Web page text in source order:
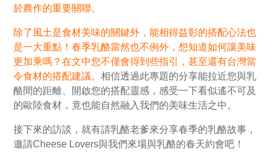
於農作的重要關聯。
除了風土是食材美味的關鍵外，能相得益彰的搭配心法也
是一大重點！春季乳酪當然也不例外，想知道如何讓美味
更加乘嗎？在文中您不僅會得到些指引，甚至還有台灣當
令食材的搭配建議。相信透過此專題的分享能拉近您與乳
酪間的距離、開啟您的搭配靈感，感受一下看似遙不可及
的歐陸食材，竟也能自然融入我們的美味生活之中。
接下來的訪談，就有請乳酪老爹來分享春季的乳酪故事，
邀請Cheese Lovers與我們來場與乳酪的春天約會吧！